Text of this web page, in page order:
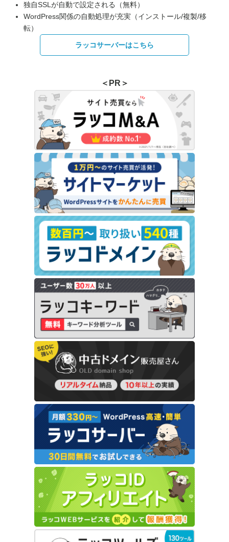
独自SSLが自動で設定される（無料）
WordPress関係の自動処理が充実（インストール/複製/移
転）
ラッコサーバーはこちら
＜PR＞